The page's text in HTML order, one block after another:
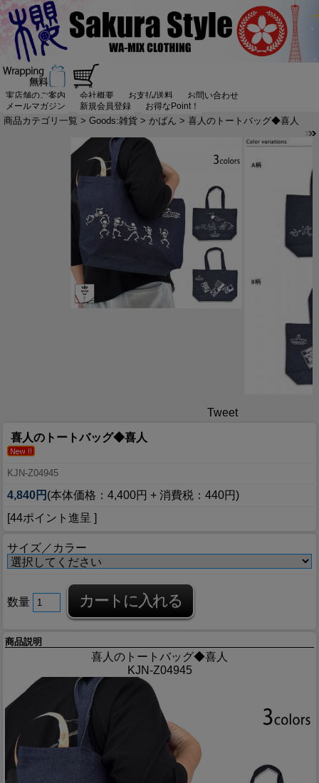
実店舗のご案内 会社概要 お支払/送料
お問い合わせ
メールマガジン
新規会員登録 お得なPoint！
商品カテゴリ一覧 > Goods:雑貨 > かばん > 喜人のトートバッグ◆喜人
Tweet
喜人のトートバッグ◆喜人
KJN-Z04945
4,840円 (本体価格：4,400円 + 消費税：440円)
[44ポイント進呈 ]
サイズ／カラー
数量
商品説明
喜人のトートバッグ◆喜人
KJN-Z04945